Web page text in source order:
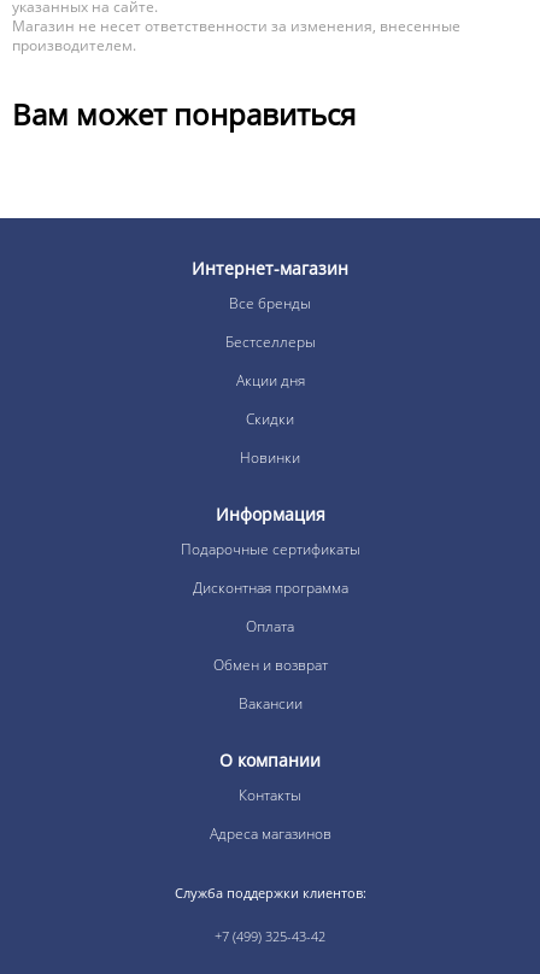
указанных на сайте.
Магазин не несет ответственности за изменения, внесенные
производителем.
Вам может понравиться
Интернет-магазин
Все бренды
Бестселлеры
Акции дня
Скидки
Новинки
Информация
Подарочные сертификаты
Дисконтная программа
Оплата
Обмен и возврат
Вакансии
О компании
Контакты
Адреса магазинов
Служба поддержки клиентов:
+7 (499) 325-43-42